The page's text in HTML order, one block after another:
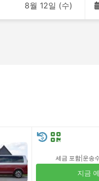
8월 12일 (수)
세금 포함 운송
지금